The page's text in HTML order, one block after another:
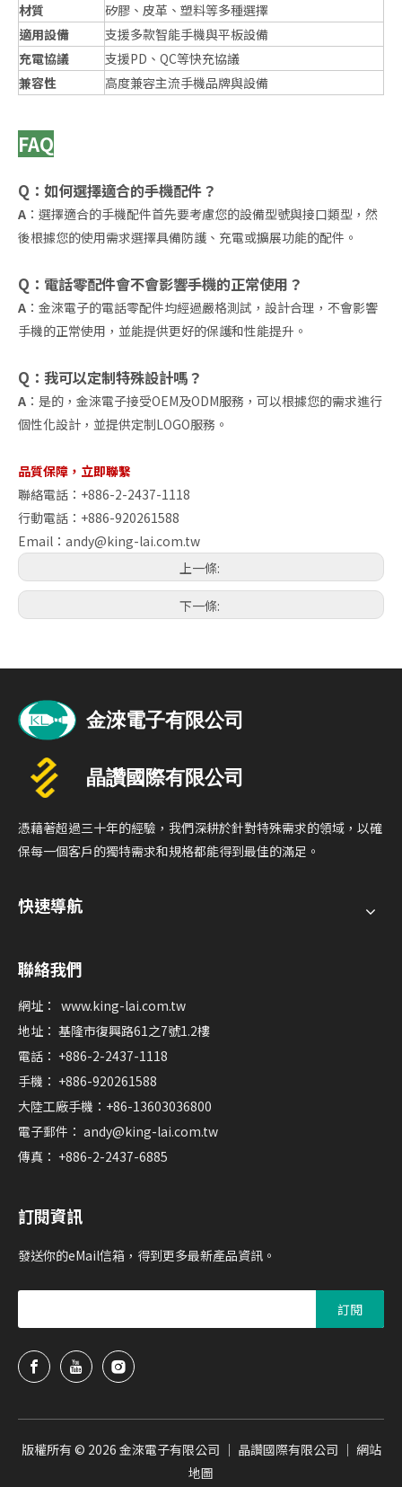
材質
矽膠、皮革、塑料等多種選擇
適用設備
支援多款智能手機與平板設備
充電協議
支援PD、QC等快充協議
兼容性
高度兼容主流手機品牌與設備
FAQ
Q：如何選擇適合的手機配件？
A ：選擇適合的手機配件首先要考慮您的設備型號與接口類型，然
後根據您的使用需求選擇具備防護、充電或擴展功能的配件。
Q：電話零配件會不會影響手機的正常使用？
A ：金淶電子的電話零配件均經過嚴格測試，設計合理，不會影響
手機的正常使用，並能提供更好的保護和性能提升。
Q：我可以定制特殊設計嗎？
A ：是的，金淶電子接受OEM及ODM服務，可以根據您的需求進行
個性化設計，並提供定制LOGO服務。
品質保障，立即聯繫
聯絡電話：+886-2-2437-1118
行動電話：+886-920261588
Email： andy@king-lai.com.tw
上一條:
下一條:
憑藉著超過三十年的經驗，我們深耕於針對特殊需求的領域，以確
保每一個客戶的獨特需求和規格都能得到最佳的滿足。
快速導航
聯絡我們
網址： www.king-lai.com.tw
地址： 基隆市復興路61之7號1.2樓
電話： +886-2-2437-1118
手機： +886-920261588
大陸工廠手機：+86-13603036800
電子郵件： andy@king-lai.com.tw
傳真： +886-2-2437-6885
訂閱資訊
發送你的eMail信箱，得到更多最新產品資訊。
訂閱
版權所有 © 2026 金淶電子有限公司 ｜ 晶讚國際有限公司 ｜ 網站
地圖